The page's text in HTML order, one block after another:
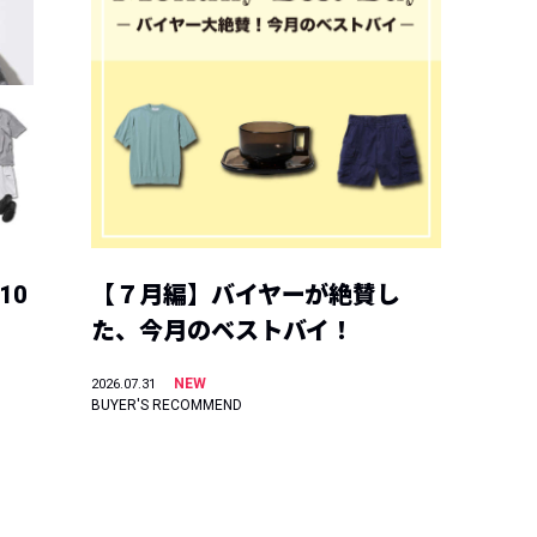
【７月編】バイヤーが絶賛し
た、今月のベストバイ！
2026.07.31
NEW
BUYER'S RECOMMEND